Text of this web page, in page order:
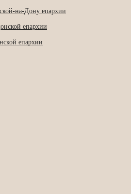
на-Дону епархии
епархии
епархии